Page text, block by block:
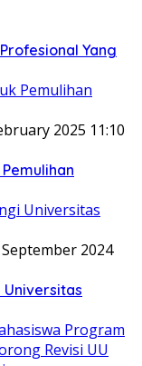
Yang
2025 11:10
2024
Universitas